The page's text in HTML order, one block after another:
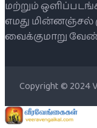
மற்றும்
எமது மின்னஞ்சல்
வைக்குமாறு
Copyright © 2024